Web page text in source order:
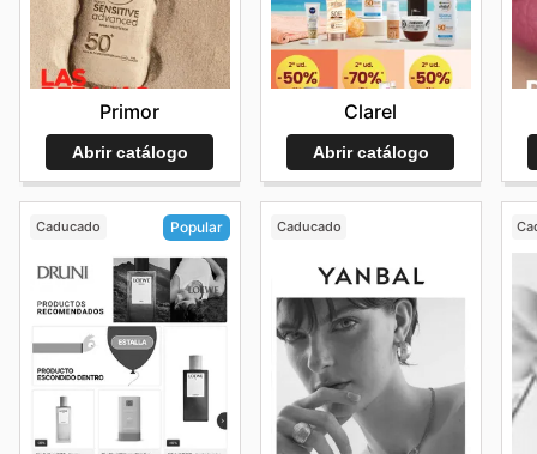
Primor
Abrir catálogo
Clarel
Abrir catálogo
Caducado Popular Caducado